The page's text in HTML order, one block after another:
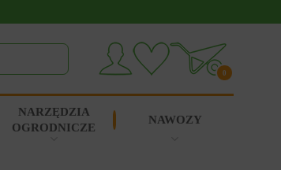
0
NARZĘDZIA
OGRODNICZE
NAWOZY